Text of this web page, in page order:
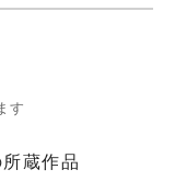
す
蔵作品